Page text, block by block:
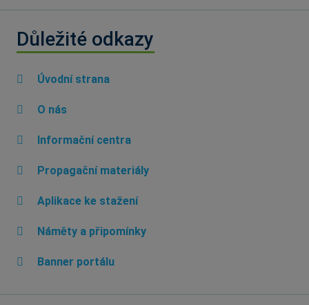
Důležité odkazy
Úvodní strana
O nás
Informační centra
Propagační materiály
Aplikace ke stažení
Náměty a připomínky
Banner portálu